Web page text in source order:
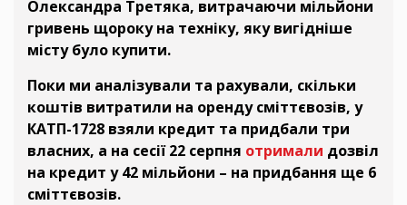
Олександра Третяка, витрачаючи мільйони
гривень щороку на техніку, яку вигідніше
місту було купити.
Поки ми аналізували та рахували, скільки
коштів витратили на оренду сміттєвозів, у
КАТП-1728 взяли кредит та придбали три
власних, а на сесії 22 серпня отримали дозвіл
на кредит у 42 мільйони – на придбання ще 6
сміттєвозів.